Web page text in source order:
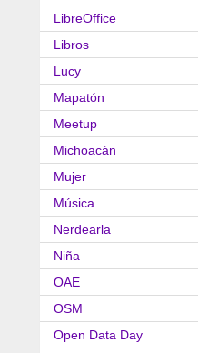
LibreOffice
Libros
Lucy
Mapatón
Meetup
Michoacán
Mujer
Música
Nerdearla
Niña
OAE
OSM
Open Data Day